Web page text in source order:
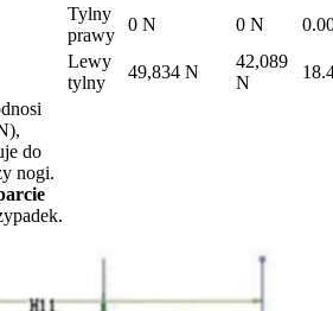
Tylny
prawy
0 N 0 N
Lewy
tylny
49,834 N
42,089
N
do
nogi.